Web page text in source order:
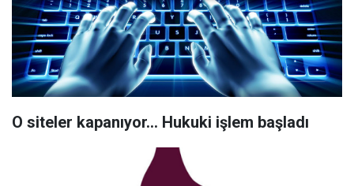
O siteler kapanıyor... Hukuki işlem başladı